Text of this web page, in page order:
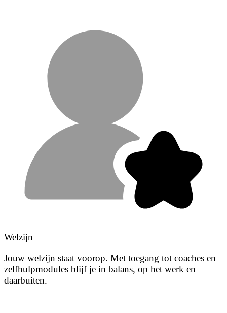
Welzijn
Jouw welzijn staat voorop. Met toegang tot coaches en
zelfhulpmodules blijf je in balans, op het werk en
daarbuiten.